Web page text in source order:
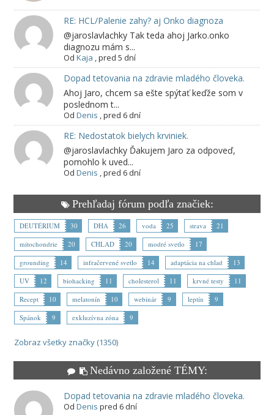
RE: HCL/Palenie zahy? aj Onko diagnoza
@jaroslavlachky Tak teda ahoj Jarko.onko
diagnozu mám s...
Od Kaja ,pred 5 dní
Dopad tetovania na zdravie mladého človeka.
Ahoj Jaro, chcem sa ešte spýtať keďže som v
poslednom t...
Od Denis ,pred 6 dní
RE: Nedostatok bielych krviniek.
@jaroslavlachky Ďakujem Jaro za odpoveď,
pomohlo k uved...
Od Denis ,pred 6 dní
Prehľadaj fórum podľa značiek:
DEUTÉRIUM 30 DHA 26 voda 25 strava
21
mitochondrie
20 CHLAD 20 modré svetlo
17
grounding
14 infračervené svetlo 14 adaptácia na chlad
13
UV
12 biohacking 11 cholesterol 11 krvné testy
11
Recept
10 melatonín 10 webinár 9 leptín
9
Spánok
9 exkluzívna zóna 9
Zobraz všetky značky (1350)
Nedávno založené TÉMY:
Dopad tetovania na zdravie mladého človeka.
Od Denis pred 6 dní